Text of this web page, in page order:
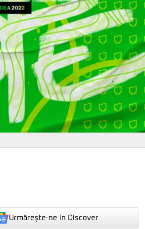
Urmărește-ne in Discover